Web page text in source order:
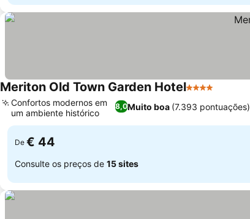
Meriton Old Town Garden Hotel4 Estrelas
8,0Muito boa (7.393 pontuações)
Confortos modernos em
um ambiente histórico
De € 44
Consulte os preços de 15 sites